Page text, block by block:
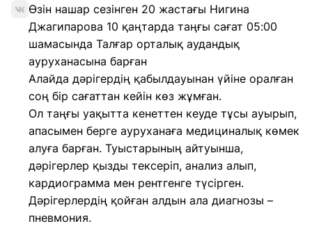
Өзін нашар сезінген 20 жастағы Нигина
Джагипарова 10 қаңтарда таңғы сағат 05:00
шамасында Талғар орталық аудандық
ауруханасына барған
Алайда дәрігердің қабылдауынан үйіне оралған
соң бір сағаттан кейін көз жұмған.
Ол таңғы уақытта кенеттен кеуде тұсы ауырып,
апасымен берге ауруханаға медициналық көмек
алуға барған. Туыстарының айтуынша,
дәрігерлер қызды тексеріп, анализ алып,
кардиограмма мен рентгенге түсірген.
Дәрігерлердің қойған алдын ала диагнозы –
пневмония.